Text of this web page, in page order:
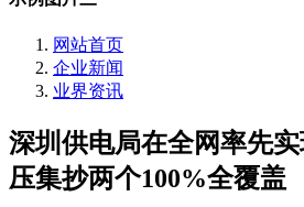
网站首页
企业新闻
业界资讯
深圳供电局在全网率先
压集抄两个100%全覆盖